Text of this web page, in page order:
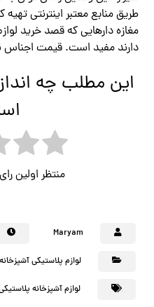
طریق منابع معتبر اینترنتی
مغازه دارهایی که قصد خرید
دارند مفید است. قیمت اجناس
این مطلب چه
منتظر اولین
Maryam
لوازم پلاستیکی آشپزخانه
لوازم آشپزخانه